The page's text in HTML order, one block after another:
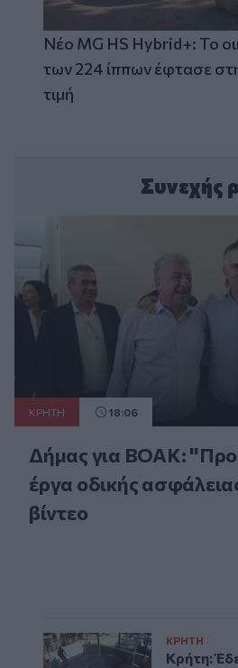
Νέο MG HS Hybrid+: Το
των 224 ίππων έφτασε
τιμή
Συνεχής
ΚΡΗΤΗ 18:06
Δήμας για ΒΟΑΚ:
έργα οδικής
βίντεο
ΚΡΗΤΗ
Κρήτη: